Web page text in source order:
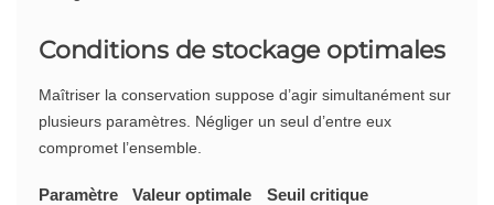
Conditions de stockage optimales
Maîtriser la conservation suppose d’agir simultanément sur
plusieurs paramètres. Négliger un seul d’entre eux
compromet l’ensemble.
Paramètre Valeur optimale Seuil critique